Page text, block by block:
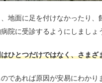
地面に足を付けなかったり
院に受診するようにしましょ
ひとつだけではなく、さまざ
であれば原因が安易にわかり